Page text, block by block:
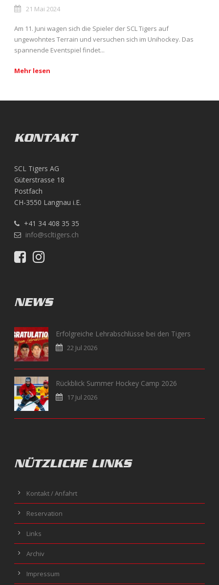
21 Mai 2024
Am 11. Juni wagen sich die Spieler der SCL Tigers auf
ungewohntes Terrain und versuchen sich im Unihockey. Das
spannende Eventspiel findet...
Mehr lesen
KONTAKT
SCL Tigers AG
Güterstrasse 18
Postfach
CH-3550 Langnau i.E.
+41 34 408 35 35
info@scltigers.ch
NEWS
Erfolgreiche Lehrabschlüsse bei den Tigers
22 Jul 2026
Rückblick Summer Hockey Camp 2026
17 Jul 2026
NÜTZLICHE LINKS
Kontakt / Anfahrt
Reservation
Links
Archiv
Impressum